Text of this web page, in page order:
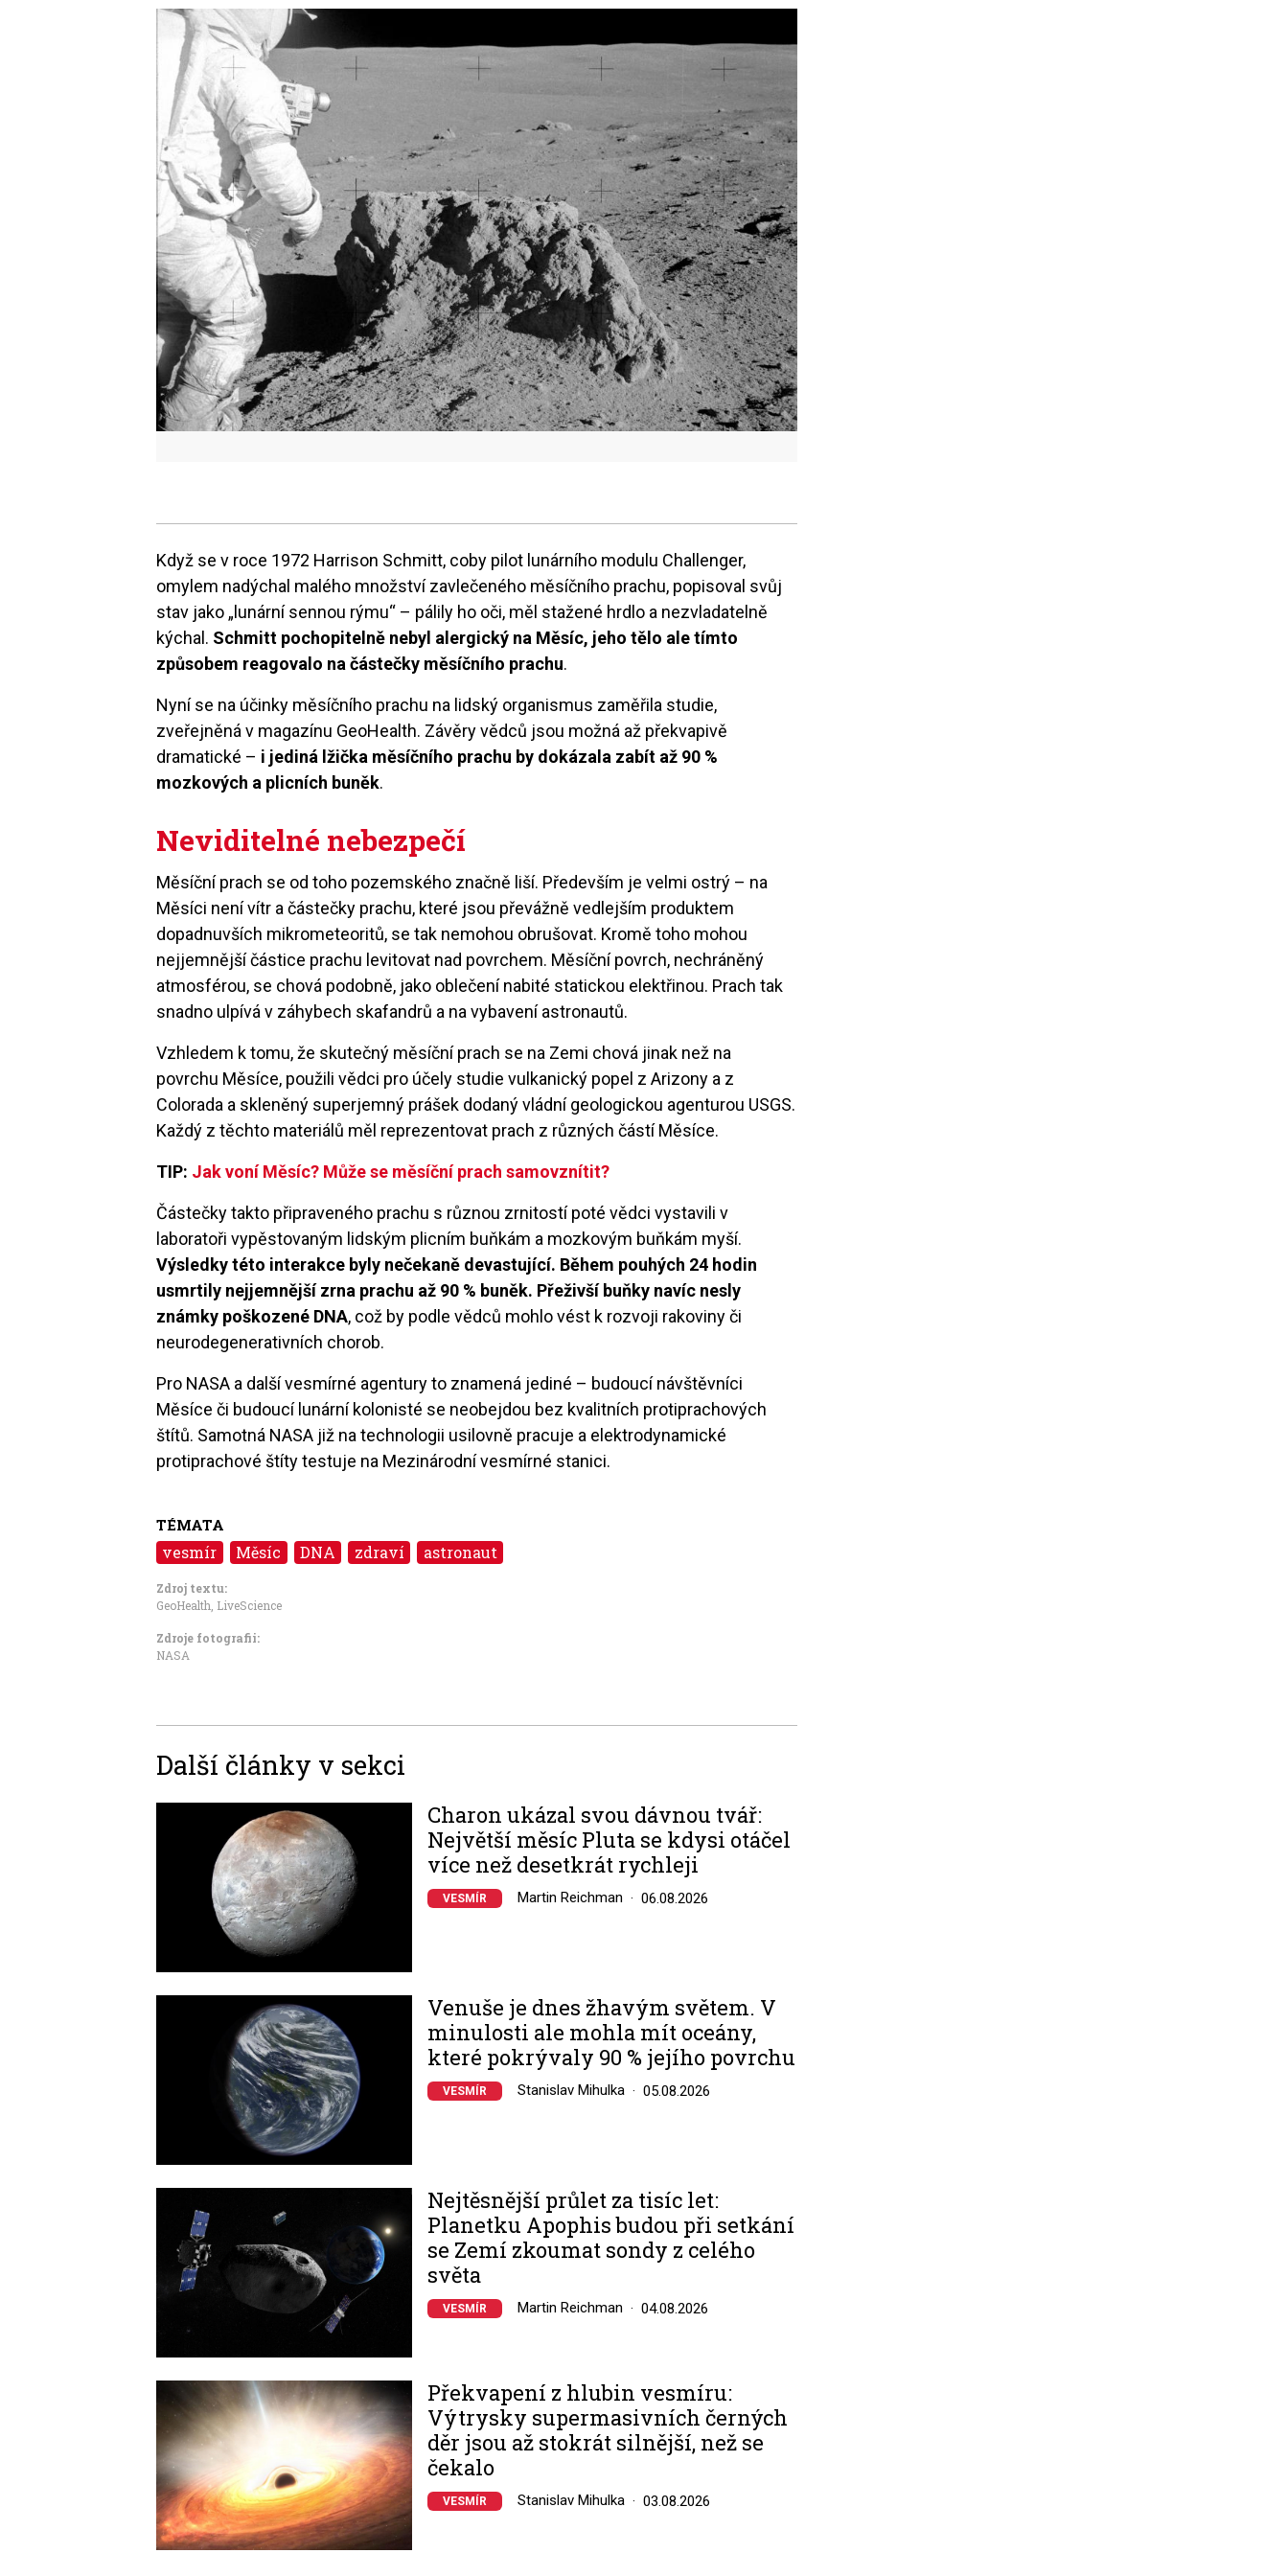
Když se v roce 1972 Harrison Schmitt, coby pilot lunárního modulu Challenger,
omylem nadýchal malého množství zavlečeného měsíčního prachu, popisoval svůj
stav jako „lunární sennou rýmu“ – pálily ho oči, měl stažené hrdlo a nezvladatelně
kýchal. Schmitt pochopitelně nebyl alergický na Měsíc, jeho tělo ale tímto
způsobem reagovalo na částečky měsíčního prachu.
Nyní se na účinky měsíčního prachu na lidský organismus zaměřila studie,
zveřejněná v magazínu GeoHealth. Závěry vědců jsou možná až překvapivě
dramatické – i jediná lžička měsíčního prachu by dokázala zabít až 90 %
mozkových a plicních buněk.
Neviditelné nebezpečí
Měsíční prach se od toho pozemského značně liší. Především je velmi ostrý – na
Měsíci není vítr a částečky prachu, které jsou převážně vedlejším produktem
dopadnuvších mikrometeoritů, se tak nemohou obrušovat. Kromě toho mohou
nejjemnější částice prachu levitovat nad povrchem. Měsíční povrch, nechráněný
atmosférou, se chová podobně, jako oblečení nabité statickou elektřinou. Prach tak
snadno ulpívá v záhybech skafandrů a na vybavení astronautů.
Vzhledem k tomu, že skutečný měsíční prach se na Zemi chová jinak než na
povrchu Měsíce, použili vědci pro účely studie vulkanický popel z Arizony a z
Colorada a skleněný superjemný prášek dodaný vládní geologickou agenturou USGS.
Každý z těchto materiálů měl reprezentovat prach z různých částí Měsíce.
TIP: Jak voní Měsíc? Může se měsíční prach samovznítit?
Částečky takto připraveného prachu s různou zrnitostí poté vědci vystavili v
laboratoři vypěstovaným lidským plicním buňkám a mozkovým buňkám myší.
Výsledky této interakce byly nečekaně devastující. Během pouhých 24 hodin
usmrtily nejjemnější zrna prachu až 90 % buněk. Přeživší buňky navíc nesly
známky poškozené DNA, což by podle vědců mohlo vést k rozvoji rakoviny či
neurodegenerativních chorob.
Pro NASA a další vesmírné agentury to znamená jediné – budoucí návštěvníci
Měsíce či budoucí lunární kolonisté se neobejdou bez kvalitních protiprachových
štítů. Samotná NASA již na technologii usilovně pracuje a elektrodynamické
protiprachové štíty testuje na Mezinárodní vesmírné stanici.
TÉMATA
vesmír Měsíc DNA zdraví astronaut
Zdroj textu:
GeoHealth LiveScience
Zdroje fotografii:
NASA
Další články v sekci
Charon ukázal svou dávnou tvář:
Největší měsíc Pluta se kdysi otáčel
více než desetkrát rychleji
VESMÍR Martin Reichman 06.08.2026
Venuše je dnes žhavým světem. V
minulosti ale mohla mít oceány,
které pokrývaly 90 % jejího povrchu
VESMÍR Stanislav Mihulka 05.08.2026
Nejtěsnější průlet za tisíc let:
Planetku Apophis budou při setkání
se Zemí zkoumat sondy z celého
světa
VESMÍR Martin Reichman 04.08.2026
Překvapení z hlubin vesmíru:
Výtrysky supermasivních černých
děr jsou až stokrát silnější, než se
čekalo
VESMÍR Stanislav Mihulka 03.08.2026